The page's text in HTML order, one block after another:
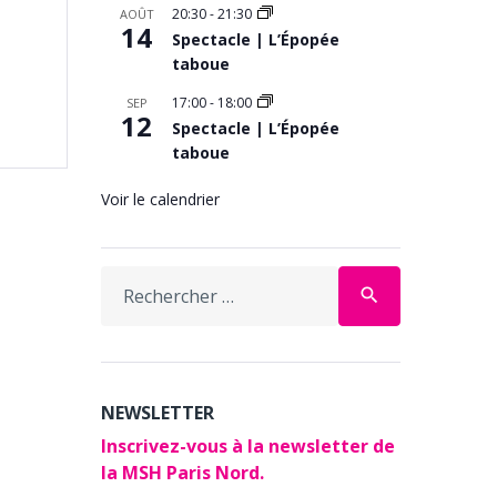
AOÛT
14
20:30-21:30
Spectacle | L’Épopée
taboue
SEP
12
17:00- 18:00
Spectacle | L’Épopée
taboue
Voir le calendrier
for:
search
NEWSLETTER
Inscrivez-vous à la newsletter de
la MSH Paris Nord.